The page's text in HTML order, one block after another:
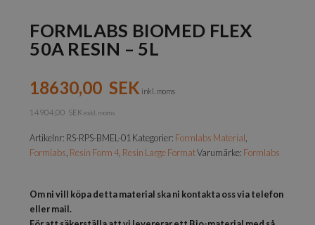
FORMLABS BIOMED FLEX
50A RESIN – 5L
18630,00 SEK inkl. moms
14904,00 SEK exkl. moms
Artikelnr: RS-RPS-BMEL-01 Kategorier: Formlabs Material
Formlabs Resin Form 4, Resin Large FormatVarumärke: Formlabs
Om ni vill köpa detta material ska ni kontakta oss via telefon
eller mail.